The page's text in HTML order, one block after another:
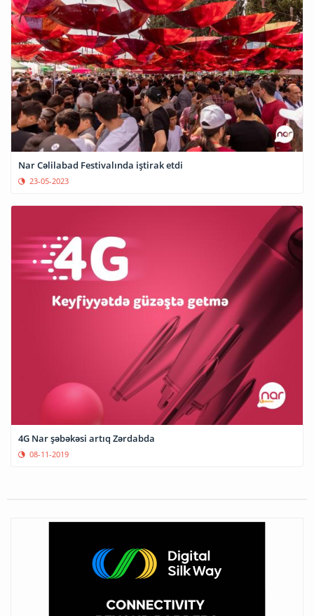
Nar Cəlilabad Festivalında iştirak etdi
23-05-2023
4G Nar şəbəkəsi artıq Zərdabda
08-11-2019